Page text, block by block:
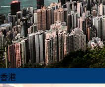
香港